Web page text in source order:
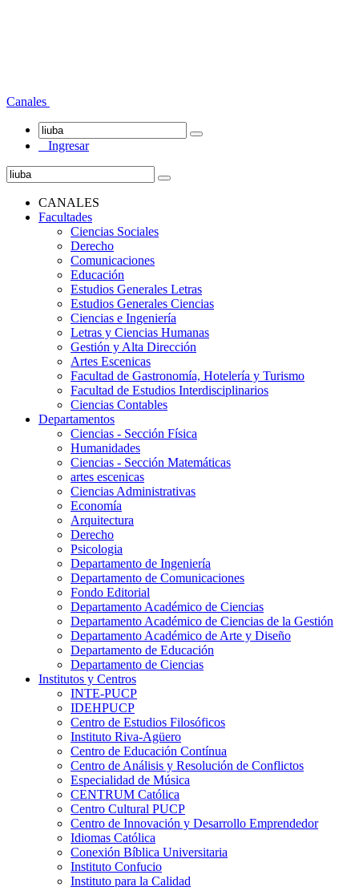
Canales
Ingresar
CANALES
Facultades
Ciencias Sociales
Derecho
Comunicaciones
Educación
Estudios Generales Letras
Estudios Generales Ciencias
Ciencias e Ingeniería
Letras y Ciencias Humanas
Gestión y Alta Dirección
Artes Escenicas
Facultad de Gastronomía, Hotelería y Turismo
Facultad de Estudios Interdisciplinarios
Ciencias Contables
Departamentos
Ciencias - Sección Física
Humanidades
Ciencias - Sección Matemáticas
artes escenicas
Ciencias Administrativas
Economía
Arquitectura
Derecho
Psicologia
Departamento de Ingeniería
Departamento de Comunicaciones
Fondo Editorial
Departamento Académico de Ciencias
Departamento Académico de Ciencias de la Gestión
Departamento Académico de Arte y Diseño
Departamento de Educación
Departamento de Ciencias
Institutos y Centros
INTE-PUCP
IDEHPUCP
Centro de Estudios Filosóficos
Instituto Riva-Agüero
Centro de Educación Contínua
Centro de Análisis y Resolución de Conflictos
Especialidad de Música
CENTRUM Católica
Centro Cultural PUCP
Centro de Innovación y Desarrollo Emprendedor
Idiomas Católica
Conexión Bíblica Universitaria
Instituto Confucio
Instituto para la Calidad